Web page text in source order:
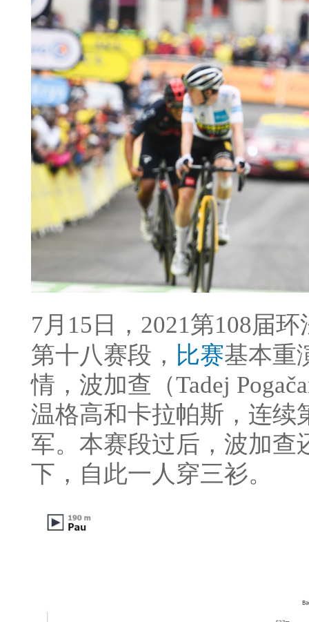
7月15日，2021第108届环
第十八赛段， 比赛基本重
情，波加查（Tadej
温格高和卡拉帕斯，连续
军。本赛段过后，波加查
下，自此一人穿三衫。